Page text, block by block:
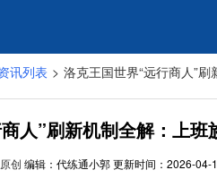
讯列表 > 洛克王国世界“远行商人”
人”刷新机制全解：上班
原创 编辑： 代练通小郭更新时间： 2026-04-